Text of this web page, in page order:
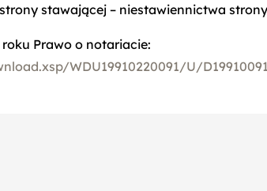
stawającej – niestawiennictwa
Prawo o notariacie:
WDU19910220091/U/